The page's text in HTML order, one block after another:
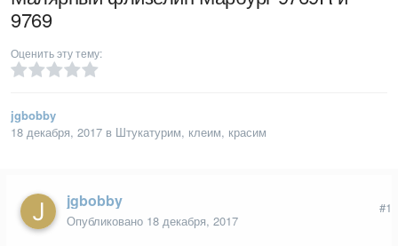
9769
Оценить эту тему:
jgbobby
18 декабря, 2017 в Штукатурим, клеим, красим
jgbobby
Опубликовано 18 декабря, 2017
#1